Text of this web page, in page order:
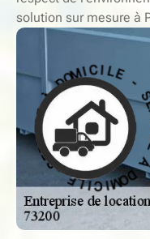
solution sur mesure à
S
E
R
V
I
C
E
À
D
O
M
I
CILE - SE R
V
M
I
C
I
L
E
-